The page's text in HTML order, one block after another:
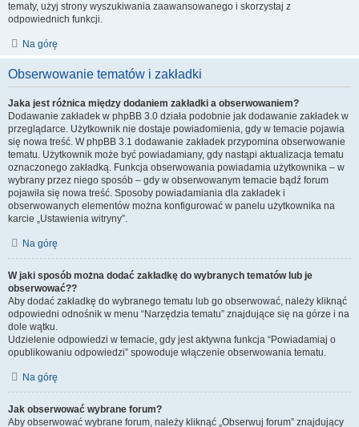
tematy, użyj strony wyszukiwania zaawansowanego i skorzystaj z
odpowiednich funkcji.
Na górę
Obserwowanie tematów i zakładki
Jaka jest różnica między dodaniem zakładki a obserwowaniem?
Dodawanie zakładek w phpBB 3.0 działa podobnie jak dodawanie zakładek w
przeglądarce. Użytkownik nie dostaje powiadomienia, gdy w temacie pojawia
się nowa treść. W phpBB 3.1 dodawanie zakładek przypomina obserwowanie
tematu. Użytkownik może być powiadamiany, gdy nastąpi aktualizacja tematu
oznaczonego zakładką. Funkcja obserwowania powiadamia użytkownika – w
wybrany przez niego sposób – gdy w obserwowanym temacie bądź forum
pojawiła się nowa treść. Sposoby powiadamiania dla zakładek i
obserwowanych elementów można konfigurować w panelu użytkownika na
karcie „Ustawienia witryny”.
Na górę
W jaki sposób można dodać zakładkę do wybranych tematów lub je
obserwować??
Aby dodać zakładkę do wybranego tematu lub go obserwować, należy kliknąć
odpowiedni odnośnik w menu “Narzędzia tematu” znajdujące się na górze i na
dole wątku.
Udzielenie odpowiedzi w temacie, gdy jest aktywna funkcja “Powiadamiaj o
opublikowaniu odpowiedzi” spowoduje włączenie obserwowania tematu.
Na górę
Jak obserwować wybrane forum?
Aby obserwować wybrane forum, należy kliknąć „Obserwuj forum” znajdujący